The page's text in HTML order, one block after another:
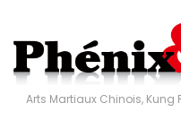
Arts Martiaux Chinois, Kung